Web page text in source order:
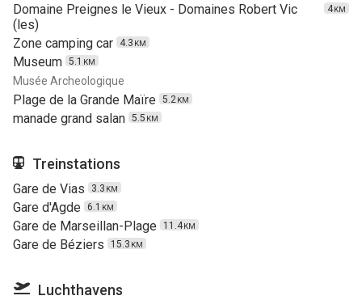
Domaine Preignes le Vieux - Domaines Robert Vic
(les)
4KM
Zone camping car 4.3 KM
Museum 5.1 KM
Musée Archeologique
Plage de la Grande Maïre 5.2KM
manade grand salan 5.5 KM
Treinstations
Gare de Vias 3.3 KM
Gare d'Agde 6.1 KM
Gare de Marseillan-Plage 11.4KM
Gare de Béziers 15.3 KM
Luchthavens